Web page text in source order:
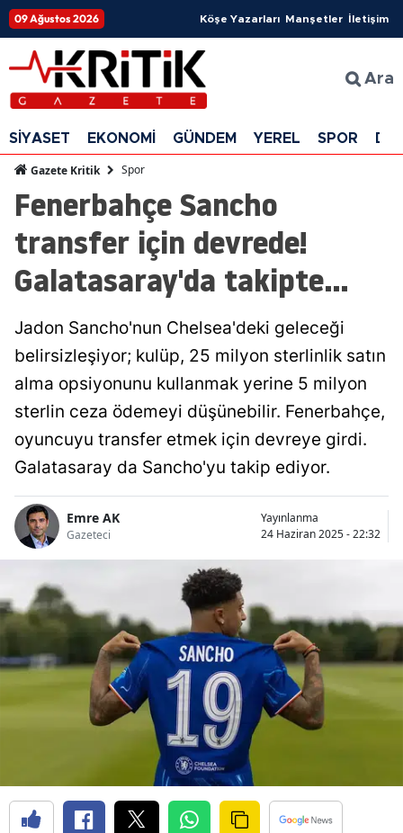
09 Ağustos 2026 Köşe Yazarları Manşetler İletişim
Ara
SİYASET EKONOMİ GÜNDEM YEREL SPOR
Gazete Kritik Spor
Fenerbahçe Sancho
transfer için devrede!
Galatasaray'da takipte...
Jadon Sancho'nun Chelsea'deki geleceği
belirsizleşiyor; kulüp, 25 milyon sterlinlik satın
alma opsiyonunu kullanmak yerine 5 milyon
sterlin ceza ödemeyi düşünebilir. Fenerbahçe,
oyuncuyu transfer etmek için devreye girdi.
Galatasaray da Sancho'yu takip ediyor.
Emre AK
Gazeteci
Yayınlanma
24 Haziran 2025 - 22:32